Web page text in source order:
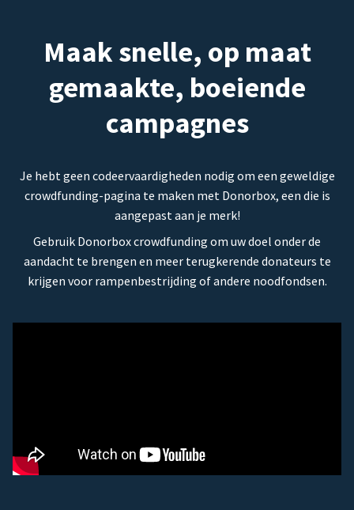
Maak snelle, op maat
gemaakte, boeiende
campagnes
Je hebt geen codeervaardigheden nodig om een geweldige
crowdfunding-pagina te maken met Donorbox, een die is
aangepast aan je merk!
Gebruik Donorbox crowdfunding om uw doel onder de
aandacht te brengen en meer terugkerende donateurs te
krijgen voor rampenbestrijding of andere noodfondsen.